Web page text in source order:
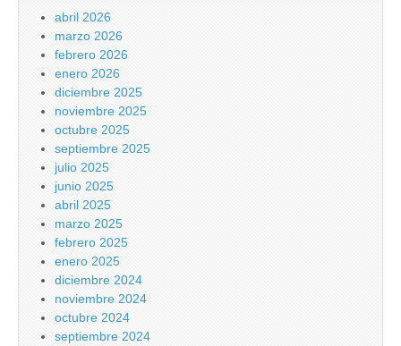
abril 2026
marzo 2026
febrero 2026
enero 2026
diciembre 2025
noviembre 2025
octubre 2025
septiembre 2025
julio 2025
junio 2025
abril 2025
marzo 2025
febrero 2025
enero 2025
diciembre 2024
noviembre 2024
octubre 2024
septiembre 2024